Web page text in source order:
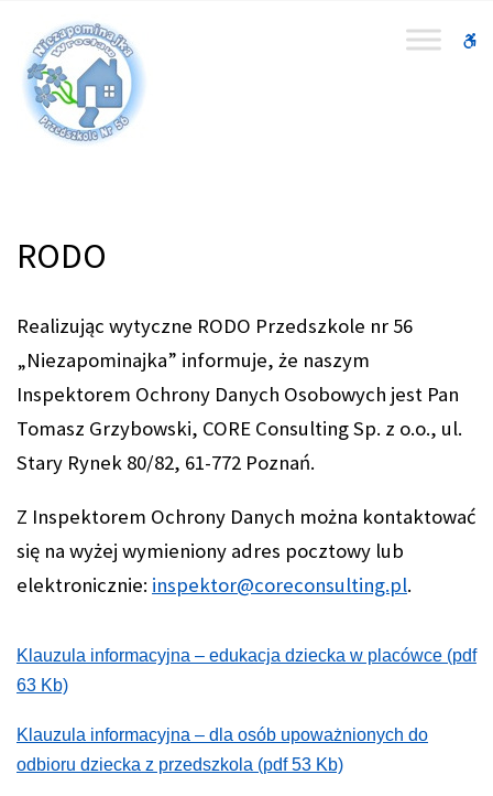
RODO
Realizując wytyczne RODO Przedszkole nr 56
„Niezapominajka” informuje, że naszym
Inspektorem Ochrony Danych Osobowych jest Pan
Tomasz Grzybowski, CORE Consulting Sp. z o.o., ul.
Stary Rynek 80/82, 61-772 Poznań.
Z Inspektorem Ochrony Danych można kontaktować
się na wyżej wymieniony adres pocztowy lub
elektronicznie: inspektor@coreconsulting.pl.
Klauzula informacyjna – edukacja dziecka w placówce (pdf
63 Kb)
Klauzula informacyjna – dla osób upoważnionych do
odbioru dziecka z przedszkola (pdf 53 Kb)